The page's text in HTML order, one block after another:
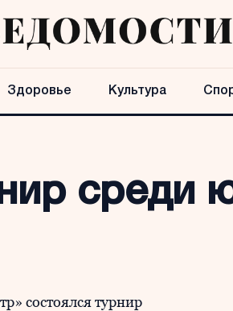
Здоровье Культура
среди
состоялся турнир